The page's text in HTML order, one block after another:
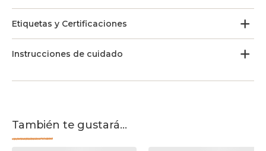
Etiquetas y Certificaciones
Instrucciones de cuidado
También te gustará...